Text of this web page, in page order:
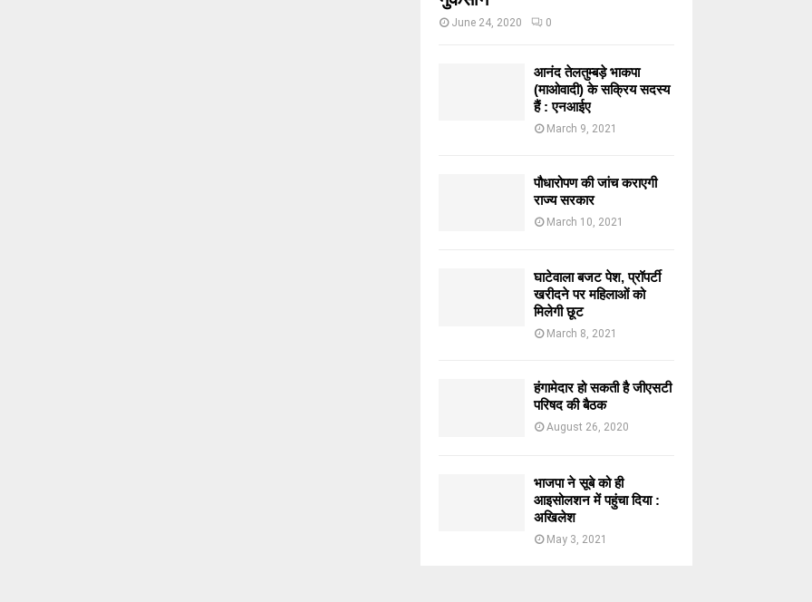
June 24, 2020 0
आनंद तेलतुम्बड़े भाकपा
(माओवादी) के सक्रिय सदस्य
हैं : एनआईए
March 9, 2021
पौधारोपण की जांच कराएगी
राज्य सरकार
March 10, 2021
घाटेवाला बजट पेश, प्रॉपर्टी
खरीदने पर महिलाओं को
मिलेगी छूट
March 8, 2021
हंगामेदार हो सकती है जीएसटी
परिषद की बैठक
August 26, 2020
भाजपा ने सूबे को ही
आइसोलशन में पहुंचा दिया :
अखिलेश
May 3, 2021